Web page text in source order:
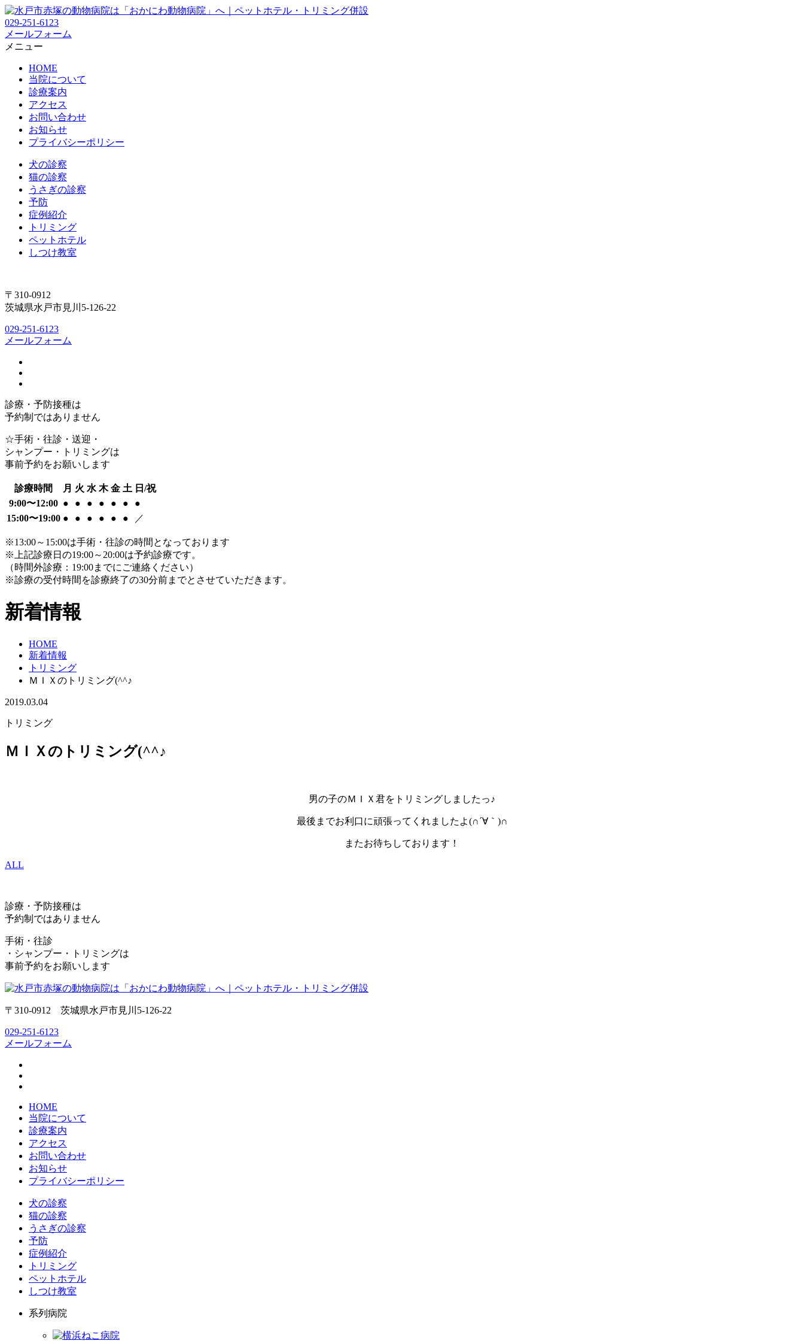
029-251-6123
メールフォーム
メニュー
HOME
当院について
診療案内
アクセス
お問い合わせ
お知らせ
プライバシーポリシー
犬の診察
猫の診察
うさぎの診察
予防
症例紹介
トリミング
ペットホテル
しつけ教室
〒310-0912
茨城県水戸市見川5-126-22
029-251-6123
メールフォーム
診療・予防接種は
予約制ではありません
☆手術・往診・送迎・
シャンプー・トリミングは
事前予約をお願いします
診療時間 月 火 水 木 金 土 日/祝
9:00〜12:00 ● ● ● ● ● ●
●
15:00〜19:00 ● ● ● ● ● ● ／
※13:00～15:00は手術・往診の時間となっております
※上記診療日の19:00～20:00は予約診療です。
（時間外診療：19:00までにご連絡ください）
※診療の受付時間を診療終了の30分前までとさせていただきます。
新着情報
HOME
新着情報
トリミング
ＭＩＸのトリミング(^^♪
2019.03.04
トリミング
ＭＩＸのトリミング(^^♪
男の子のＭＩＸ君をトリミングしましたっ♪
最後までお利口に頑張ってくれましたよ(∩´∀｀)∩
またお待ちしております！
ALL
診療・予防接種は
予約制ではありません
手術・往診
・シャンプー・トリミングは
事前予約をお願いします
〒310-0912 茨城県水戸市見川5-126-22
029-251-6123
メールフォーム
HOME
当院について
診療案内
アクセス
お問い合わせ
お知らせ
プライバシーポリシー
犬の診察
猫の診察
うさぎの診察
予防
症例紹介
トリミング
ペットホテル
しつけ教室
系列病院